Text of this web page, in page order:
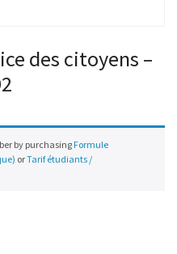
des citoyens –
by purchasing Formule
orTarif étudiants /